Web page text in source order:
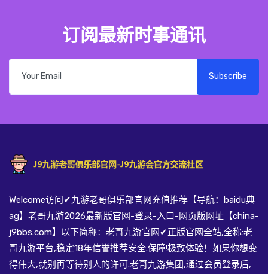
订阅最新时事通讯
Subscribe
Welcome访问✔九游老哥俱乐部官网充值推荐【导航：baidu典
ag】老哥九游2026最新版官网-登录-入口-网页版网址【china-
j9bbs.com】以下简称：老哥九游官网✔正版官网全站,全称:老
哥九游平台,稳定18年信誉推荐安全.保障!极致体验！如果你想变
得伟大,就别再等待别人的许可.老哥九游集团,通过会员登录后,